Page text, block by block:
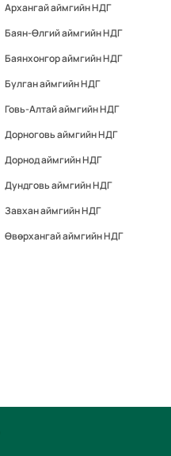
Архангай аймгийн НДГ
Баян-Өлгий аймгийн НДГ
Баянхонгор аймгийн НДГ
Булган аймгийн НДГ
Говь-Алтай аймгийн НДГ
Дорноговь аймгийн НДГ
Дорнод аймгийн НДГ
Дундговь аймгийн НДГ
Завхан аймгийн НДГ
Өвөрхангай аймгийн НДГ